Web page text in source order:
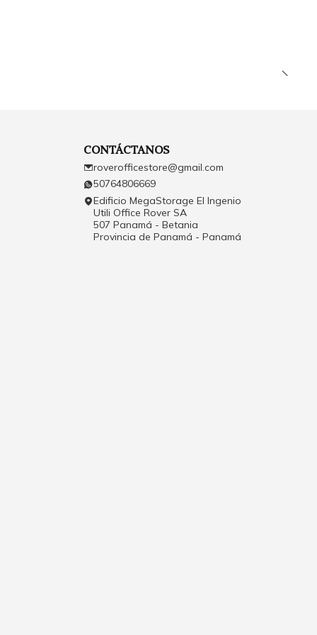
CONTÁCTANOS
roverofficestore@gmail.com
50764806669
Edificio MegaStorage El Ingenio
Utili Office Rover SA
507 Panamá - Betania
Provincia de Panamá - Panamá